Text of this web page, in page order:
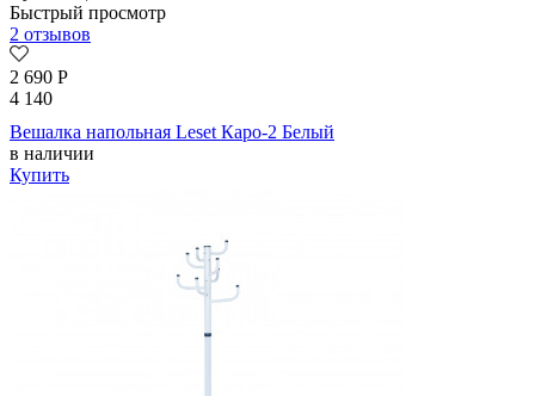
Быстрый просмотр
2 отзывов
2 690 Р
4 140
Вешалка напольная Leset Каро-2 Белый
в наличии
Купить